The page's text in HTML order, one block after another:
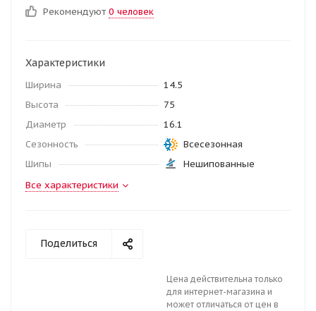
Рекомендуют 0 человек
Характеристики
Ширина
14.5
Высота
75
Диаметр
16.1
Сезонность
Всесезонная
Шипы
Нешипованные
Все характеристики
Поделиться
Цена действительна только
для интернет-магазина и
может отличаться от цен в